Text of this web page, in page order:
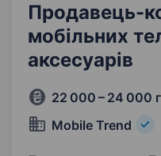
Продавець-
мобільних
аксесуарів
22 000 – 24 000
Mobile Trend